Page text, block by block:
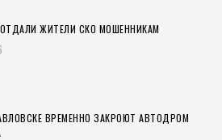
ЖИТЕЛИ СКО МОШЕННИКАМ
ВРЕМЕННО ЗАКРОЮТ АВТОДРОМ